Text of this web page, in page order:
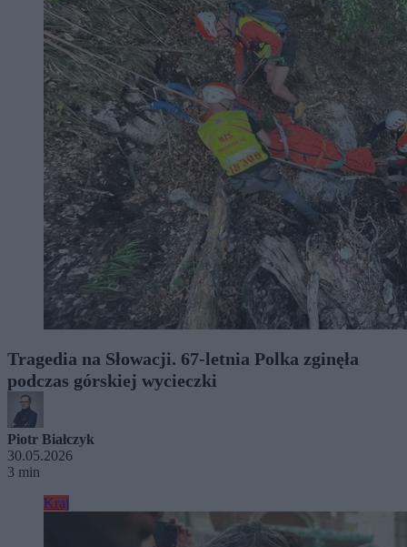
Tragedia na Słowacji. 67-letnia Polka zginęła
podczas górskiej wycieczki
Piotr Białczyk
30.05.2026
3 min
Kraj